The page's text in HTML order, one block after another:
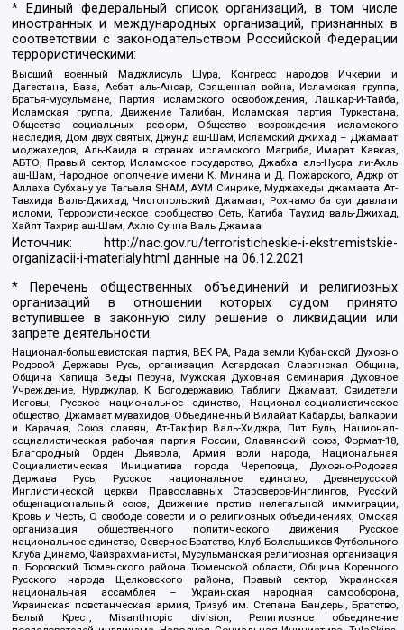
* Единый федеральный список организаций, в том числе
иностранных и международных организаций, признанных в
соответствии с законодательством Российской Федерации
террористическими:
Высший военный Маджлисуль Шура, Конгресс народов Ичкерии и
Дагестана, База, Асбат аль-Ансар, Священная война, Исламская группа,
Братья-мусульмане, Партия исламского освобождения, Лашкар-И-Тайба,
Исламская группа, Движение Талибан, Исламская партия Туркестана,
Общество социальных реформ, Общество возрождения исламского
наследия, Дом двух святых, Джунд аш-Шам, Исламский джихад – Джамаат
моджахедов, Аль-Каида в странах исламского Магриба, Имарат Кавказ,
АБТО, Правый сектор, Исламское государство, Джабха аль-Нусра ли-Ахль
аш-Шам, Народное ополчение имени К. Минина и Д. Пожарского, Аджр от
Аллаха Субхану уа Тагьаля SHAM, АУМ Синрике, Муджахеды джамаата Ат-
Тавхида Валь-Джихад, Чистопольский Джамаат, Рохнамо ба суи давлати
исломи, Террористическое сообщество Сеть, Катиба Таухид валь-Джихад,
Хайят Тахрир аш-Шам, Ахлю Сунна Валь Джамаа
Источник:
http://nac.gov.ru/terroristicheskie-i-ekstremistskie-
organizacii-i-materialy.html данные на06.12.2021
* Перечень общественных объединений и религиозных
организаций в отношении которых судом принято
вступившее в законную силу решение о ликвидации или
запрете деятельности:
Национал-большевистская партия, ВЕК РА, Рада земли Кубанской Духовно
Родовой Державы Русь, организация Асгардская Славянская Община,
Община Капища Веды Перуна, Мужская Духовная Семинария Духовное
Учреждение, Нурджулар, К Богодержавию, Таблиги Джамаат, Свидетели
Иеговы, Русское национальное единство, Национал-социалистическое
общество, Джамаат мувахидов, Объединенный Вилайат Кабарды, Балкарии
и Карачая, Союз славян, Ат-Такфир Валь-Хиджра, Пит Буль, Национал-
социалистическая рабочая партия России, Славянский союз, Формат-18,
Благородный Орден Дьявола, Армия воли народа, Национальная
Социалистическая Инициатива города Череповца, Духовно-Родовая
Держава Русь, Русское национальное единство, Древнерусской
Инглистической церкви Православных Староверов-Инглингов, Русский
общенациональный союз, Движение против нелегальной иммиграции,
Кровь и Честь, О свободе совести и о религиозных объединениях, Омская
организация общественного политического движения Русское
национальное единство, Северное Братство, Клуб Болельщиков Футбольного
Клуба Динамо, Файзрахманисты, Мусульманская религиозная организация
п. Боровский Тюменского района Тюменской области, Община Коренного
Русского народа Щелковского района, Правый сектор, Украинская
национальная ассамблея – Украинская народная самооборона,
Украинская повстанческая армия, Тризуб им. Степана Бандеры, Братство,
Белый Крест, Misanthropic division, Религиозное объединение